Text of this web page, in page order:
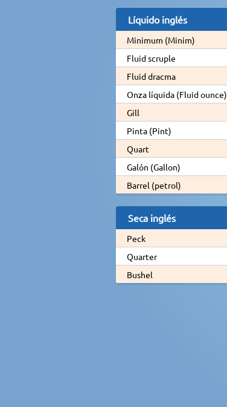
Líquido inglés
Minimum (Minim)
Fluid scruple
Fluid dracma
Onza líquida (Fluid ounce)
Gill
Pinta (Pint)
Quart
Galón (Gallon)
Barrel (petrol)
Seca inglés
Peck
Quarter
Bushel